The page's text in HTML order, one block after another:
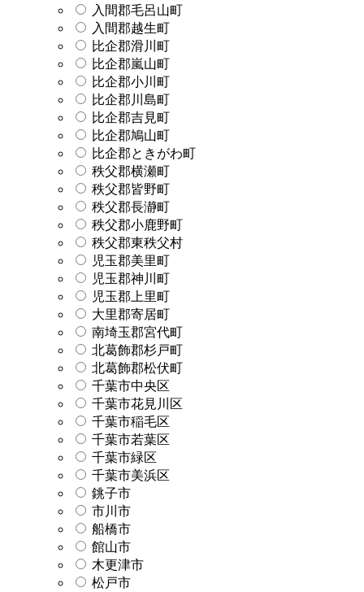
入間郡毛呂山町
入間郡越生町
比企郡滑川町
比企郡嵐山町
比企郡小川町
比企郡川島町
比企郡吉見町
比企郡鳩山町
比企郡ときがわ町
秩父郡横瀬町
秩父郡皆野町
秩父郡長瀞町
秩父郡小鹿野町
秩父郡東秩父村
児玉郡美里町
児玉郡神川町
児玉郡上里町
大里郡寄居町
南埼玉郡宮代町
北葛飾郡杉戸町
北葛飾郡松伏町
千葉市中央区
千葉市花見川区
千葉市稲毛区
千葉市若葉区
千葉市緑区
千葉市美浜区
銚子市
市川市
船橋市
館山市
木更津市
松戸市